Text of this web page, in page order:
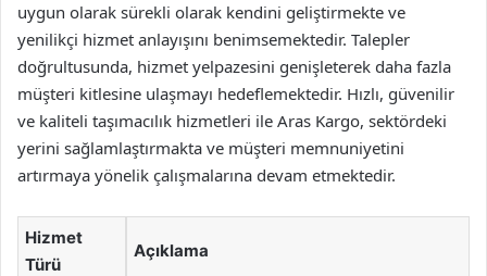
uygun olarak sürekli olarak kendini geliştirmekte ve
yenilikçi hizmet anlayışını benimsemektedir. Talepler
doğrultusunda, hizmet yelpazesini genişleterek daha fazla
müşteri kitlesine ulaşmayı hedeflemektedir. Hızlı, güvenilir
ve kaliteli taşımacılık hizmetleri ile Aras Kargo, sektördeki
yerini sağlamlaştırmakta ve müşteri memnuniyetini
artırmaya yönelik çalışmalarına devam etmektedir.
Hizmet
Türü
Açıklama